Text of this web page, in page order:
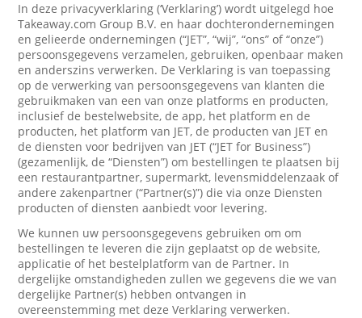
In deze privacyverklaring (‘Verklaring’) wordt uitgelegd hoe
Takeaway.com Group B.V. en haar dochterondernemingen
en gelieerde ondernemingen (“JET”, “wij”, “ons” of “onze”)
persoonsgegevens verzamelen, gebruiken, openbaar maken
en anderszins verwerken. De Verklaring is van toepassing
op de verwerking van persoonsgegevens van klanten die
gebruikmaken van een van onze platforms en producten,
inclusief de bestelwebsite, de app, het platform en de
producten, het platform van JET, de producten van JET en
de diensten voor bedrijven van JET (“JET for Business”)
(gezamenlijk, de “Diensten”) om bestellingen te plaatsen bij
een restaurantpartner, supermarkt, levensmiddelenzaak of
andere zakenpartner (“Partner(s)”) die via onze Diensten
producten of diensten aanbiedt voor levering.
We kunnen uw persoonsgegevens gebruiken om om
bestellingen te leveren die zijn geplaatst op de website,
applicatie of het bestelplatform van de Partner. In
dergelijke omstandigheden zullen we gegevens die we van
dergelijke Partner(s) hebben ontvangen in
overeenstemming met deze Verklaring verwerken.